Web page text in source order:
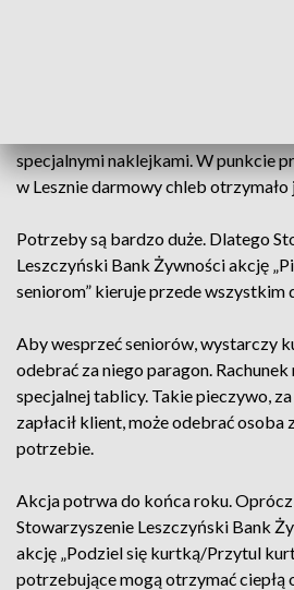
specjalnymi naklejkami. W punkcie
w Lesznie darmowy chleb
Potrzeby są bardzo duże. Dlatego
Leszczyński Bank Żywności akcję
seniorom” kieruje przede wszystkim
Aby wesprzeć seniorów, wystarczy
odebrać za niego paragon.
specjalnej tablicy. Takie pieczywo,
zapłacił klient, może odebrać osoba
potrzebie.
Akcja potrwa do końca roku.
Stowarzyszenie Leszczyński Bank
akcję „Podziel się kurtką/Przytul
potrzebujące mogą otrzymać ciepłą